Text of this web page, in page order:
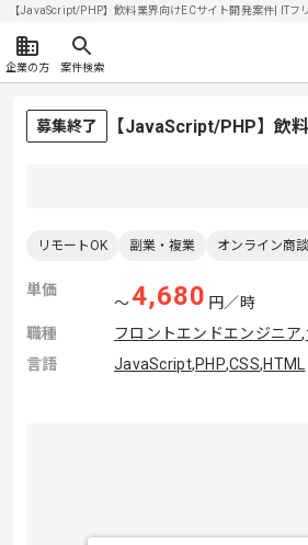
【JavaScript/PHP】飲料業界向けECサイト開発案件| IT
企業の方 案件検索
募集終了 【JavaScript/PHP】飲
リモートOK 副業・複業 オンライン商
単価
〜4,680 円／時
職種
フロントエンドエンジニア,
言語
JavaScript,PHP,CSS,HTML